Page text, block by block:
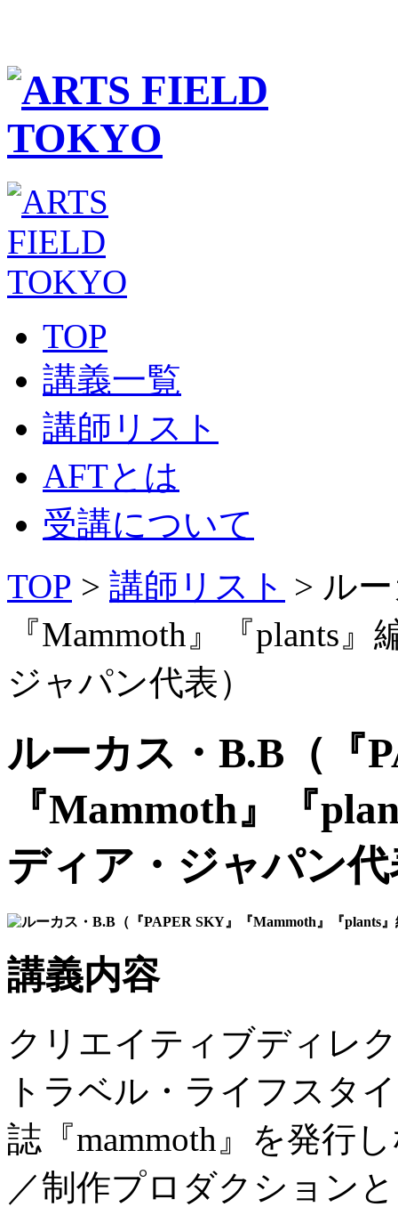
TOP
講義一覧
講師リスト
AFTとは
受講について
TOP > 講師リスト > ル
『Mammoth』『plants
ジャパン代表）
ルーカス・B.B（『
『Mammoth』『
ディア・ジャパン
講義内容
クリエイティブディレ
トラベル・ライフスタ
誌『mammoth』を発行
／制作プロダクション